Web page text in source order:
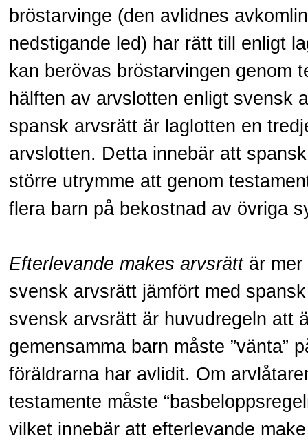
bröstarvinge (den avlidnes
nedstigande led) har rätt till enligt
kan berövas bröstarvingen genom
hälften av arvslotten enligt svensk
spansk arvsrätt är laglotten en
arvslotten. Detta innebär att
större utrymme att genom
flera barn på bekostnad av övriga
Efterlevande makes arvsrättär mer
svensk arvsrätt jämfört med
svensk arvsrätt är huvudregeln att
gemensamma barn måste ”vänta”
föräldrarna har avlidit. Om
testamente måste
vilket innebär att efterlevande